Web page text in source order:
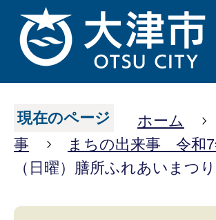
現在のページ ホーム
事
まちの出来事 令和
（日曜）膳所ふれあいまつ